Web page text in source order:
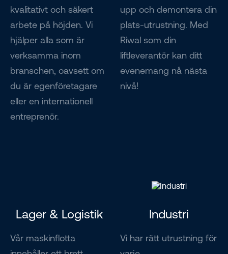
kvalitativt och säkert
arbete på höjden. Vi
hjälper alla som är
verksamma inom
branschen, oavsett om
du är egenföretagare
eller en internationell
entreprenör.
upp och demontera din
plats-utrustning. Med
Riwal som din
liftleverantör kan ditt
evenemang nå nästa
nivå!
Lager & Logistik
Vår maskinflotta
Industri
Vi har rätt utrustning för